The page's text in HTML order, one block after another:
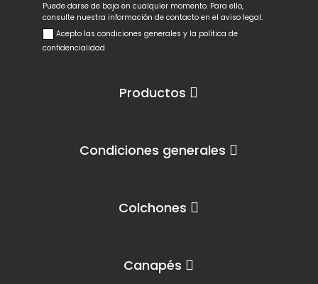
Productos
Condiciones generales
Colchones
Canapés
Puede darse de baja en cualquier momento. Para ello,
consulte nuestra información de contacto en el aviso legal.
Acepto las condiciones generales y la política de
confidencialidad